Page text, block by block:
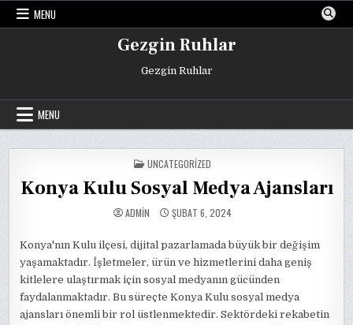
Skip
MENU
Gezgin Ruhlar
Gezgin Ruhlar
MENU
POSTED
IN
UNCATEGORIZED
Konya Kulu Sosyal Medya Ajansları
ADMIN ŞUBAT 6, 2024
Konya'nın Kulu ilçesi, dijital pazarlamada büyük bir değişim
yaşamaktadır. İşletmeler, ürün ve hizmetlerini daha geniş
kitlelere ulaştırmak için sosyal medyanın gücünden
faydalanmaktadır. Bu süreçte Konya Kulu sosyal medya
ajansları önemli bir rol üstlenmektedir. Sektördeki rekabetin